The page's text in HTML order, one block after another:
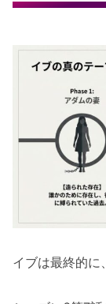
イブは最終的に、